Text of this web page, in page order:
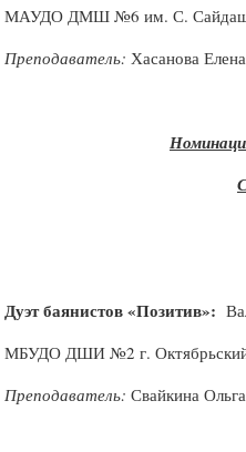
МАУДО ДМШ №6 им. С.
Преподаватель: Хасанова
Дуэт баянистов «Позитив»:
МБУДО ДШИ №2 г.
Преподаватель: Свайкина